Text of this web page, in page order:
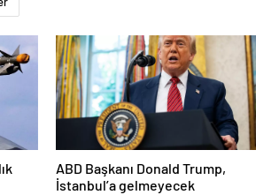
ABD Başkanı Donald Trump,
İstanbul’a gelmeyecek